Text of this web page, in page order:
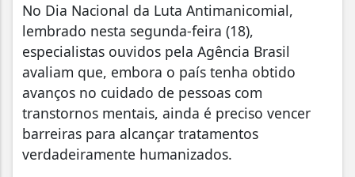
No Dia Nacional da Luta Antimanicomial,
lembrado nesta segunda-feira (18),
especialistas ouvidos pela Agência Brasil
avaliam que, embora o país tenha obtido
avanços no cuidado de pessoas com
transtornos mentais, ainda é preciso vencer
barreiras para alcançar tratamentos
verdadeiramente humanizados.